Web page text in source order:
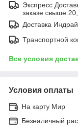
Экспресс
заказе свыше
Доставка
Транспортной
Все условия
Условия оплаты
На карту Мир
Безналичный